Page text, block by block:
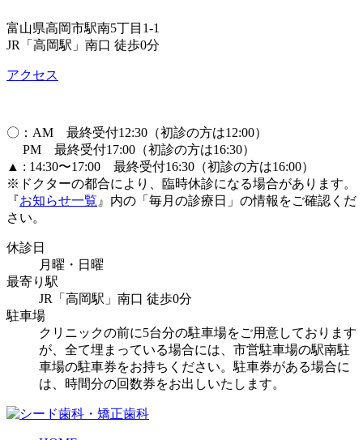
富山県高岡市駅南5丁目1-1
JR「高岡駅」南口 徒歩0分
アクセス
〇：AM 最終受付12:30（初診の方は12:00）
PM 最終受付17:00（初診の方は16:30）
▲ : 14:30〜17:00 最終受付16:30（初診の方は16:00）
※ドクターの都合により、臨時休診になる場合があります。
『お知らせ一覧 』内の「毎月の診療日」の情報をご確認くだ
さい。
休診日
月曜・日曜
最寄り駅
JR「高岡駅」南口 徒歩0分
駐車場
クリニックの前に5台分の駐車場をご用意しております
が、全て埋まっている場合には、市営駐車場の駅南駐
車場の駐車券をお持ちください。駐車券がある場合に
は、時間分の回数券をお出しいたします。